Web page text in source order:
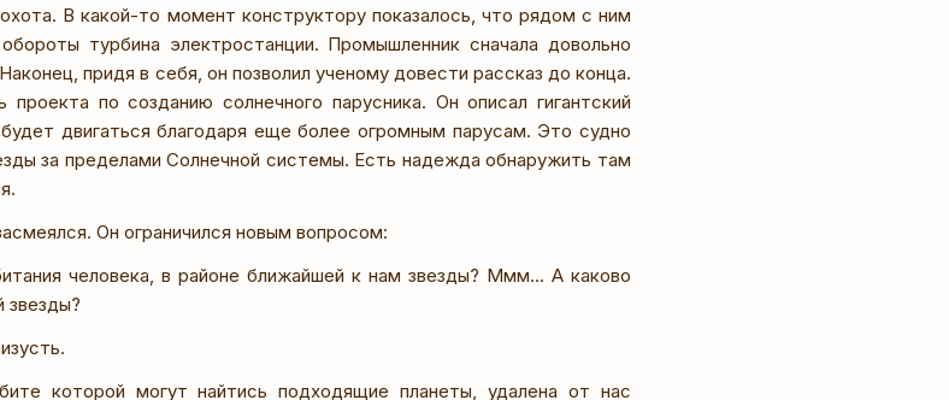
В какой-то момент конструктору показалось, что рядом с ним
турбина электростанции. Промышленник сначала довольно
придя в себя, он позволил ученому довести рассказ до конца.
по созданию солнечного парусника. Он описал гигантский
двигаться благодаря еще более огромным парусам. Это судно
за пределами Солнечной системы. Есть надежда обнаружить там
Он ограничился новым вопросом:
человека, в районе ближайшей к нам звезды? Ммм... А каково
звезды?
которой могут найтись подходящие планеты, удалена от нас